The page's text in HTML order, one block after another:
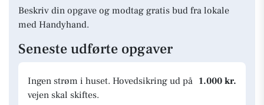
Beskriv din opgave og modtag gratis bud fra lokale
med Handyhand.
Seneste udførte opgaver
Ingen strøm i huset. Hovedsikring ud på
vejen skal skiftes.
1.000 kr.